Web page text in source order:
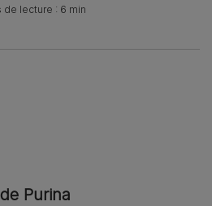
de lecture : 6 min
Purina